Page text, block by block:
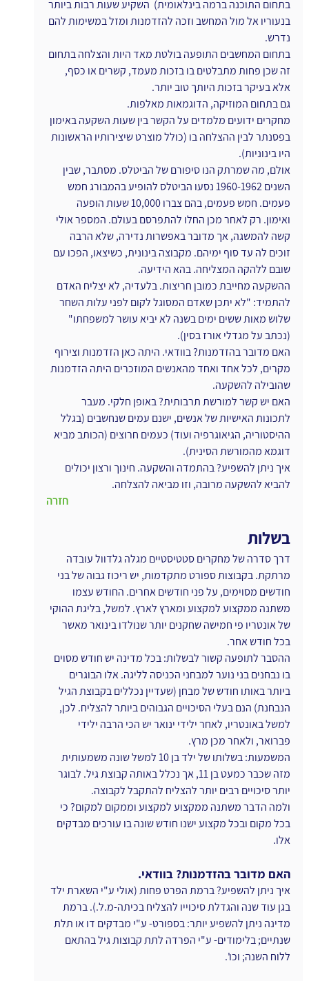
בתחום התוכנה ברמה בינלאומית)  השקיע שעות רבות ביותר
בנעוריו אל מול המחשב וזכה להזדמנות ומזל במשימות להם
נדרש.
בתחום המחשבים התופעה בולטת מאד היות והצלחה בתחום
זה שכן פחות מתבלטים בו בזכות מעמד, קשרים או כסף,
אלא בעיקר בזכות היותך טוב יותר.
גם בתחום המוזיקה, הדוגמאות מאלפות.
מחקרים ידועים מלמדים על הקשר בין שעות השקעה באימון
בפסנתר לבין ההצלחה בו (כולל מוצרט שיצירותיו הראשונות
היו בינוניות).
אולם, מה שמרתק הנו סיפורם של הביטלס. מסתבר, שבין
השנים 1960-1962 נסעו הביטלס להופיע בהמבורג חמש
פעמים. חמש פעמים, בהם צברו 10,000 שעות הופעה
ואימון. רק לאחר מכן החלו להתפרסם בעולם. המספר אולי
קשה להמשגה, אך מדובר באפשרות נדירה, שלא הרבה
זוכים לה עד סוף ימיהם. מקבוצה בינונית, כשיצאו, הפכו עם
שובם ללהקה המצליחה. בהא הידיעה.
ההשקעה מחייבת כמובן חריצות. בלעדיה, לא יצליח האדם
להתמיד: "לא יתכן שאדם המסוגל לקום לפני עלות השחר
שלוש מאות ששים ימים בשנה לא יביא עושר למשפחתו"
(נכתב על מגדלי אורז בסין).
האם מדובר בהזדמנות? בוודאי. היתה כאן הזדמנות וצירוף
מקרים, לכל אחד ואחד מהאנשים המוזכרים היתה הזדמנות
שהובילה להשקעה.
האם יש קשר למורשת תרבותית? באופן חלקי. מעבר
לתכונות האישיות של אנשים, ישנם עמים שנחשבים (בגלל
ההיסטוריה, הגיאוגרפיה ועוד) כעמים חרוצים (הכותב מביא
דוגמא מהמורשת הסינית).
איך ניתן להשפיע? בהתמדה והשקעה. חינוך ורצון יכולים
להביא להשקעה מרובה, וזו מביאה להצלחה.
חזרה
בשלות
דרך סדרה של מחקרים סטטיסטיים מגלה גלדוול עובדה
מרתקת. בקבוצות ספורט מתקדמות, יש ריכוז גבוה של בני
חודשים מסוימים, על פני חודשים אחרים. החודש עצמו
משתנה ממקצוע למקצוע ומארץ לארץ. למשל, בליגת ההוקי
של אונטריו פי חמישה שחקנים יותר שנולדו בינואר מאשר
בכל חודש אחר.
ההסבר לתופעה קשור לבשלות: בכל מדינה יש חודש מסוים
בו נבחנים בני נוער למבחני הכניסה לליגה. אלו הבוגרים
ביותר באותו חודש של מבחן (שעדיין נכללים בקבוצת הגיל
הנבחנת) הנם בעלי הסיכויים הגבוהים ביותר להצליח. לכן,
למשל באונטריו, לאחר ילידי ינואר יש הכי הרבה ילידי
פברואר, ולאחר מכן מרץ.
המשמעות: בשלותו של ילד בן 10 למשל שונה משמעותית
מזה שכבר כמעט בן 11, אך נכלל באותה קבוצת גיל. לבוגר
יותר סיכויים רבים יותר להצליח להתקבל לקבוצה.
ולמה הדבר משתנה ממקצוע למקצוע וממקום למקום? כי
בכל מקום ובכל מקצוע ישנו חודש שונה בו עורכים מבדקים
אלו.
האם מדובר בהזדמנות? בוודאי.
איך ניתן להשפיע? ברמת הפרט פחות (אולי ע"י השארת ילד
בגן עוד שנה והגדלת סיכוייו להצליח בכיתה-מ.ל.). ברמת
מדינה ניתן להשפיע יותר: בספורט- ע"י מבדקים דו או תלת
שנתיים; בלימודים- ע"י הפרדה לתת קבוצות גיל בהתאם
ללוח השנה; וכו'.